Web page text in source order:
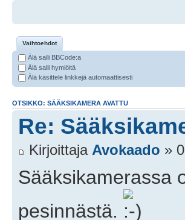
Vaihtoehdot
Älä salli BBCode:a
Älä salli hymiöitä
Älä käsittele linkkejä automaattisesti
OTSIKKO: SÄÄKSIKAMERA AVATTU
Re:
Kirjoittaja Avokaado »
Sääksikamerassa
pesinnästä.